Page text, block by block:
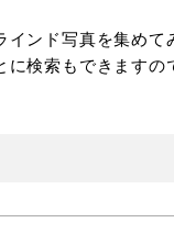
インド写真を集めて
に検索もできますの